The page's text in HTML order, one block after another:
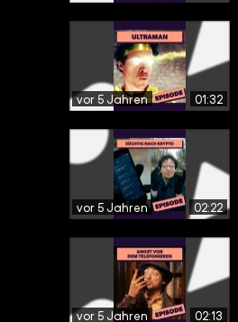
vor 5 Jahren 01:32
vor 5 Jahren 02:22
vor 5 Jahren 02:13